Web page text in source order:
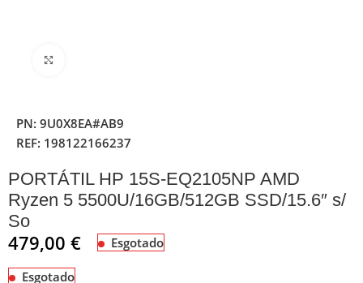
PN:9U0X8EA#AB9
REF: 198122166237
PORTÁTIL HP 15S-EQ2105NP AMD
Ryzen 5 5500U/16GB/512GB SSD/15.6″ s/
So
479,00€ Esgotado
Esgotado